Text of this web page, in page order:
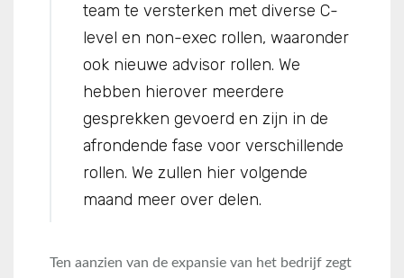
team te versterken met diverse C-
level en non-exec rollen, waaronder
ook nieuwe advisor rollen. We
hebben hierover meerdere
gesprekken gevoerd en zijn in de
afrondende fase voor verschillende
rollen. We zullen hier volgende
maand meer over delen.
Ten aanzien van de expansie van het bedrijf zegt